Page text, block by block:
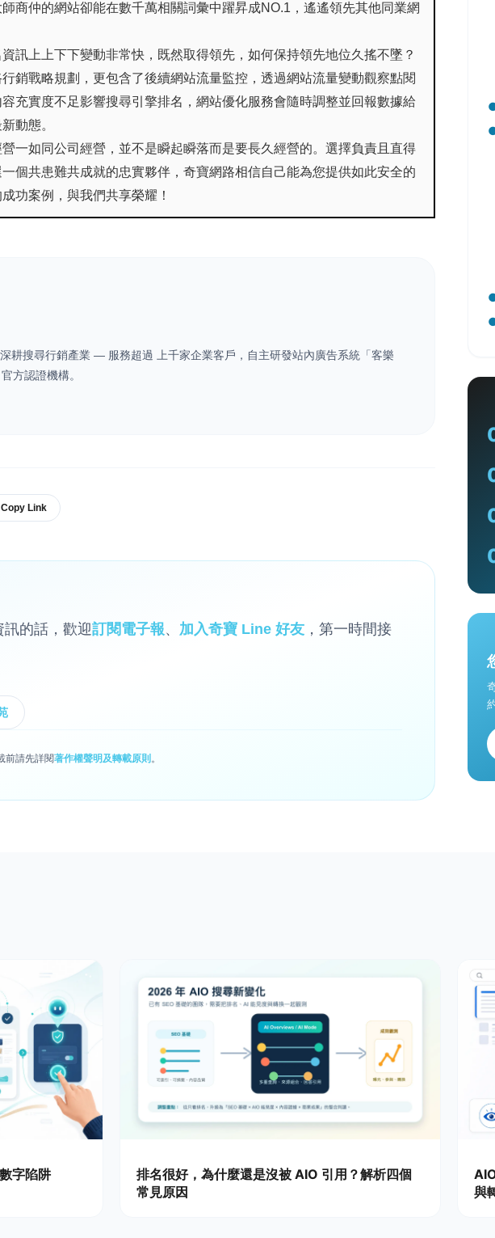
商仲的網站卻能在數千萬相關詞彙中躍昇成NO.1，遙遙領先其他同業網
訊上上下下變動非常快，既然取得領先，如何保持領先地位久搖不墜？
銷戰略規劃，更包含了後續網站流量監控，透過網站流量變動觀察點閱
充實度不足影響搜尋引擎排名，網站優化服務會隨時調整並回報數據給
動態。
一如同公司經營，並不是瞬起瞬落而是要長久經營的。選擇負責且直得
個共患難共成就的忠實夥伴，奇寶網路相信自己能為您提供如此安全的
功案例，與我們共享榮耀！
耕搜尋行銷產業 — 服務超過 上千家企業客戶，自主研發站內廣告系統「客樂
方認證機構。
Copy Link
的話，歡迎訂閱電子報、 加入奇寶 Line 好友 ，第一時間接
前請先詳閱著作權聲明及轉載原則 。
字陷阱
排名很好，為什麼還是沒被 AIO 引用？解析四個
常見原因
與